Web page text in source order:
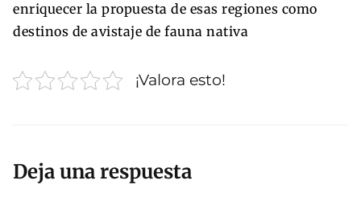
enriquecer la propuesta de esas regiones como
destinos de avistaje de fauna nativa
¡Valora esto!
Deja una respuesta